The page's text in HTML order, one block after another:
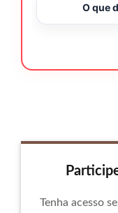
O que
Tenha acesso